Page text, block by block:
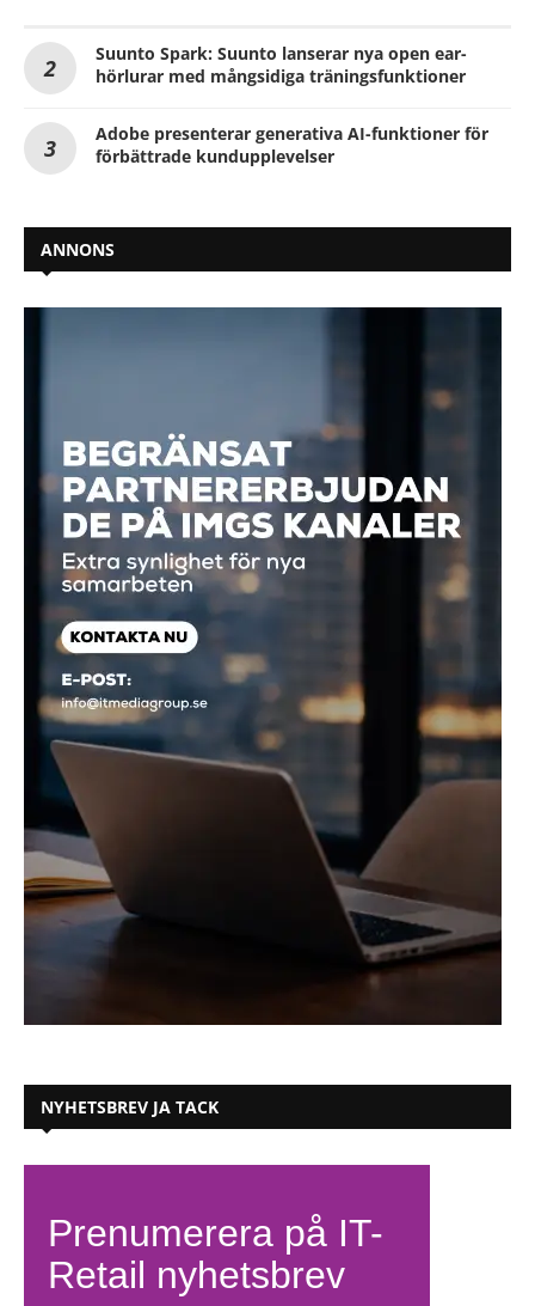
Suunto Spark: Suunto lanserar nya open ear-
hörlurar med mångsidiga träningsfunktioner
Adobe presenterar generativa AI-funktioner för
förbättrade kundupplevelser
ANNONS
NYHETSBREV JA TACK